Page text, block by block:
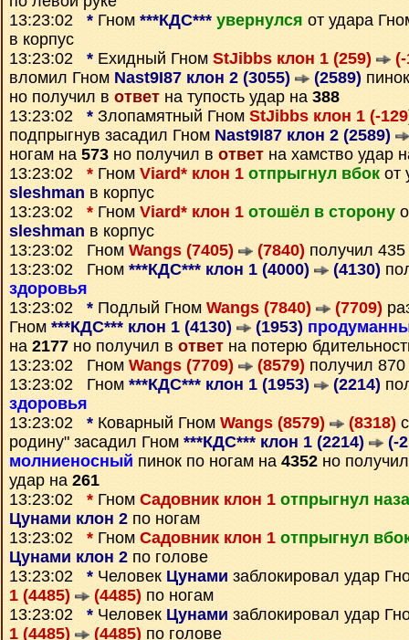
13:23:02 * Гном ***КДС*** увернулся от удара
в корпус
13:23:02 * Ехидный Гном StJibbs клон 1 (259)
вломил Гном Nast9I87 клон 2 (3055) (2589)
но получил в ответ на тупость удар на 388
13:23:02 * Злопамятный Гном StJibbs клон 1 (-
подпрыгнув засадил Гном Nast9I87 клон 2 (2589)
ногам на 573 но получил в ответ на хамство удар
13:23:02 * Гном Viard* клон 1 отпрыгнул вбок от
sleshman в корпус
13:23:02 * Гном Viard* клон 1 отошёл в сторону
sleshman в корпус
13:23:02 Гном Wangs (7405) (7840) получил 435
13:23:02 Гном ***КДС*** клон 1 (4000) (4130)
здоровья
13:23:02 * Подлый Гном Wangs (7840) (7709)
Гном ***КДС*** клон 1 (4130) (1953)
на 2177 но получил в ответ на потерю
13:23:02 Гном Wangs (7709) (8579) получил 870
13:23:02 Гном ***КДС*** клон 1 (1953) (2214)
здоровья
13:23:02 * Коварный Гном Wangs (8579) (8318)
родину" засадил Гном ***КДС*** клон 1 (2214)
(-
молниеносный пинок по ногам на 4352 но
удар на 261
13:23:02 * Гном Садовник клон 1 отпрыгнул
Цунами клон 2 по ногам
13:23:02 * Гном Садовник клон 1 отпрыгнул
Цунами клон 2 по голове
13:23:02 * Человек Цунами заблокировал удар
1 (4485)
(4485) по ногам
13:23:02 * Человек Цунами заблокировал удар
1 (4485)
(4485) по голове